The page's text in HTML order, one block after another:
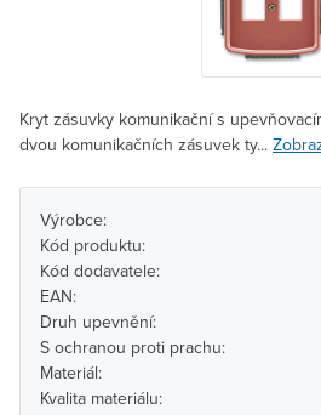
Kryt zásuvky komunikační s
dvou komunikačních zásuvek ty...
Výrobce:
Kód produktu:
Kód dodavatele:
EAN:
Druh upevnění:
S ochranou proti prachu:
Materiál:
Kvalita materiálu: